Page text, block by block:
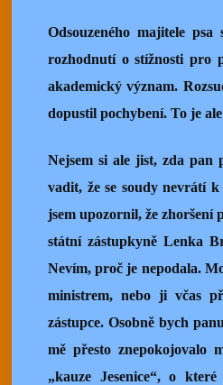
Odsouzeného majitele
rozhodnutí o stížnosti pro
akademický význam.
dopustil pochybení. To je
Nejsem si ale jist, zda pan
vadit, že se soudy nevrátí
jsem upozornil, že zhoršení
státní zástupkyně Lenka
Nevím, proč je nepodala.
ministrem, nebo ji včas
zástupce. Osobně bych
mě přesto znepokojovalo
„kauze Jesenice“, o